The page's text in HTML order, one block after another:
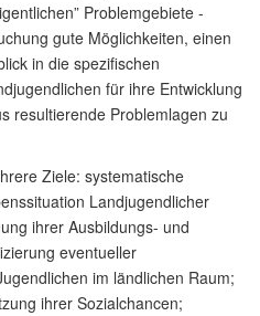
Problemgebiete -
gute Möglichkeiten, einen
in die spezifischen
für ihre Entwicklung
resultierende Problemlagen zu
Ziele: systematische
Landjugendlicher
ihrer Ausbildungs- und
eventueller
im ländlichen Raum;
ihrer Sozialchancen;